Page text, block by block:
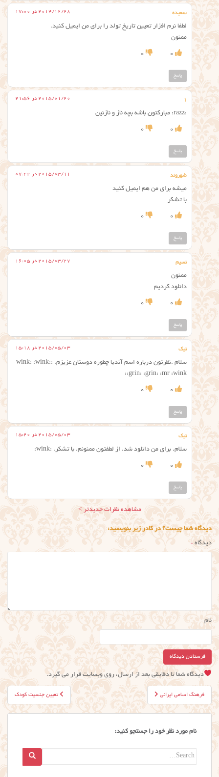
سعیده 2014/12/28 در 17:00
لطفا نرم افزار تعیین تاریخ تولد را برای من ایمیل کنید.
ممنون
0
0
پاسخ
1 2015/01/20 در 21:56
:razz: مبارکتون باشه بچه ناز و نازنین
0
0
پاسخ
شهروند 2015/03/11 در 07:42
میشه برای من هم ایمیل کنید
با تشکر
0
0
پاسخ
نسیم 2015/03/27 در 16:05
ممنون
دانلود کردیم
0
0
پاسخ
نیک 2015/05/03 در 15:18
سلام .نظرتون درباره اسم آندیا چطوره دوستان عزیزم. :wink: :wink:
:grin: :grin: :mr :wink:
0
0
پاسخ
نیک 2015/05/03 در 15:20
سلام. برای من دانلود شد. از لطفتون ممنونم. با تشکر. :wink:
0
0
پاسخ
ناوبری
نظر
مشاهده نظرات جدیدتر >
دیدگاه شما چیست؟ در کادر زیر بنویسید:
دیدگاه *
نام
دیدگاه شما تا دقایقی بعد از ارسال، روی وبسایت قرار می گیرد.
راهبری
نوشته
تعیین جنسیت کودک فرهنگ اسامی ایرانی
نام مورد نظر خود را جستجو کنید:
Search